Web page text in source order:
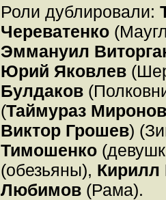
Роли дублировали:
Череватенко
Эммануил
Юрий Яковлев
Булдаков
(Таймураз Миронов
Виктор Грошев)
Тимошенко
(обезьяны), Кирилл
Любимов (Рама).